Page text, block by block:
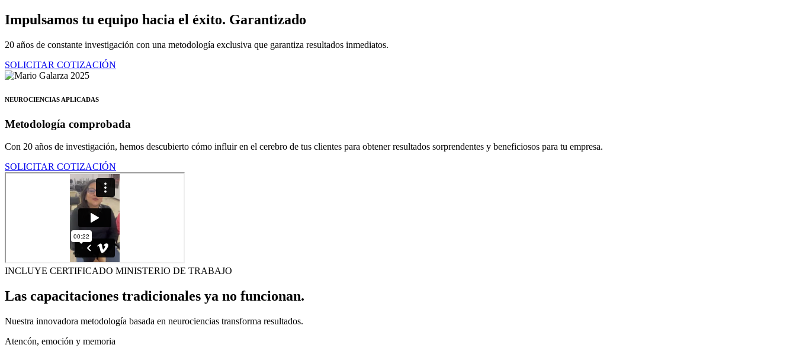
Ir
al
Impulsamos tu equipo hacia el éxito. Garantizado
20 años de constante investigación con una metodología exclusiva que garantiza resultados inmediatos.
SOLICITAR COTIZACIÓN
NEUROCIENCIAS APLICADAS
Metodología comprobada
Con 20 años de investigación, hemos descubierto cómo influir en el cerebro de tus clientes para obtener resultados sorprendentes y beneficiosos para tu empresa.
SOLICITAR COTIZACIÓN
INCLUYE CERTIFICADO MINISTERIO DE TRABAJO
Las capacitaciones tradicionales ya no funcionan.
Nuestra innovadora metodología basada en neurociencias transforma resultados.
Atencón, emoción y memoria